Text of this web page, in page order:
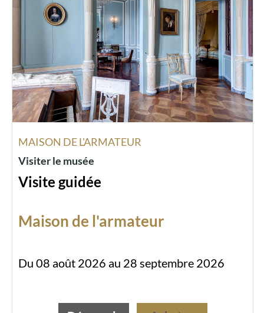
MAISON DE L'ARMATEUR
Visiter le musée
Visite guidée
Maison de l'armateur
Du 08 août 2026 au 28 septembre 2026